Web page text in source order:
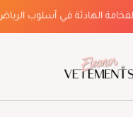
الهادئة في أسلوب الرياض؟